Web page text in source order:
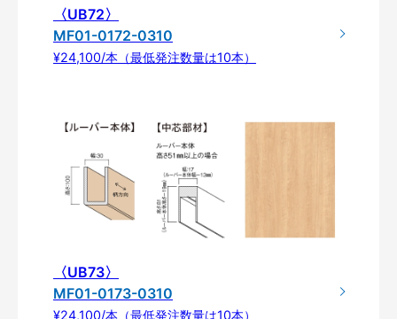
〈UB72〉
MF01-0172-0310
¥24,100/本（最低発注数量は10本）
〈UB73〉
MF01-0173-0310
¥24,100/本（最低発注数量は10本）